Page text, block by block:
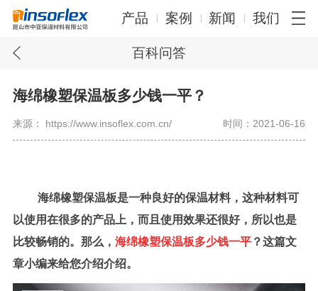
产品 案例 新闻 我们
百科问答
海绵橡塑保温板多少钱一平？
来源： https://www.insoflex.com.cn/ 时间：2021-06-16
海绵橡塑保温板是一种良好的保温材料，这种材料可
以使用在很多的产品上，而且使用效果还很好，所以也是
比较畅销的。那么， 海绵橡塑保温板多少钱一平？这篇文
章小编来给您介绍介绍。